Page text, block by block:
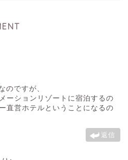
ですが、
ーションリゾートに宿泊するの
直営ホテルということになるの
返信